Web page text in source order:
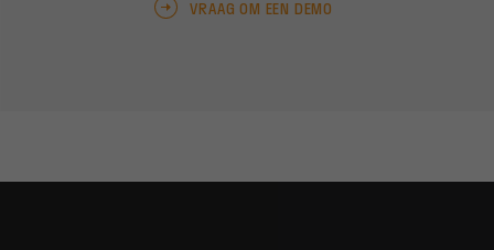
VRAAG OM EEN DEMO